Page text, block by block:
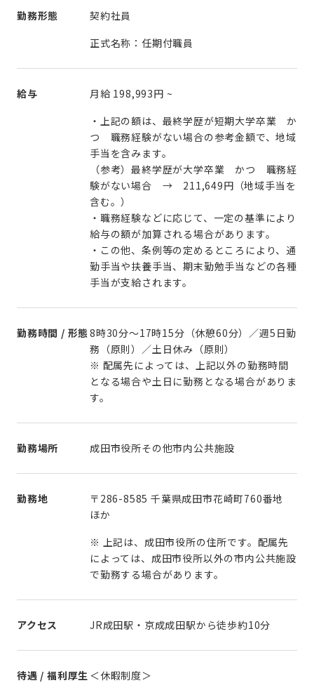
勤務形態
契約社員
正式名称：任期付職員
給与 月給 198,993円 ~
・上記の額は、最終学歴が短期大学卒業 か
つ 職務経験がない場合の参考金額で、地域
手当を含みます。
（参考）最終学歴が大学卒業 かつ 職務経
験がない場合 → 211,649円（地域手当を
含む。）
・職務経験などに応じて、一定の基準により
給与の額が加算される場合があります。
・この他、条例等の定めるところにより、通
勤手当や扶養手当、期末勤勉手当などの各種
手当が支給されます。
勤務時間 / 形態8時30分～17時15分（休憩60分）／週5日勤
務（原則）／土日休み（原則）
※ 配属先によっては、上記以外の勤務時間
となる場合や土日に勤務となる場合がありま
す。
勤務場所 成田市役所その他市内公共施設
勤務地
〒286-8585 千葉県成田市花崎町760番地
ほか
※ 上記は、成田市役所の住所です。 配属先
によっては、成田市役所以外の市内公共施設
で勤務する場合があります。
アクセス JR成田駅・京成成田駅から徒歩約10分
待遇 / 福利厚生 ＜休暇制度＞